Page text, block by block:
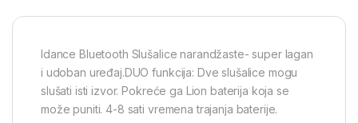
Idance Bluetooth Slušalice narandžaste- super lagan
i udoban uređaj.DUO funkcija: Dve slušalice mogu
slušati isti izvor. Pokreće ga Lion baterija koja se
može puniti. 4-8 sati vremena trajanja baterije.